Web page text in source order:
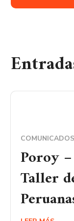
COMUNICADOS
Poroy
Taller